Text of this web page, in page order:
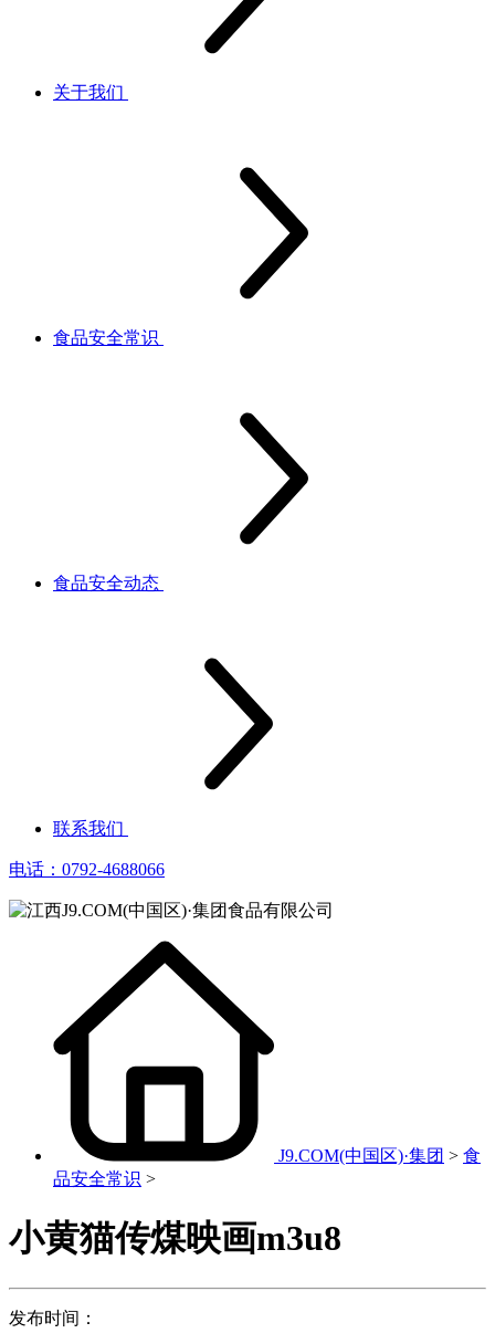
关于我们
食品安全常识
食品安全动态
联系我们
电话：0792-4688066
J9.COM(中国区)·集团 > 食
品安全常识 >
小黄猫传煤映画m3u8
发布时间：